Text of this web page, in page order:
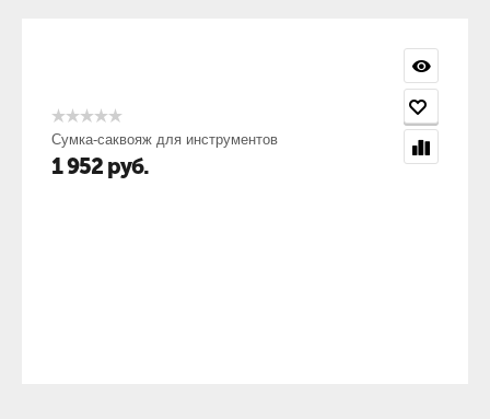
Сумка-саквояж для инструментов
1 952 руб.